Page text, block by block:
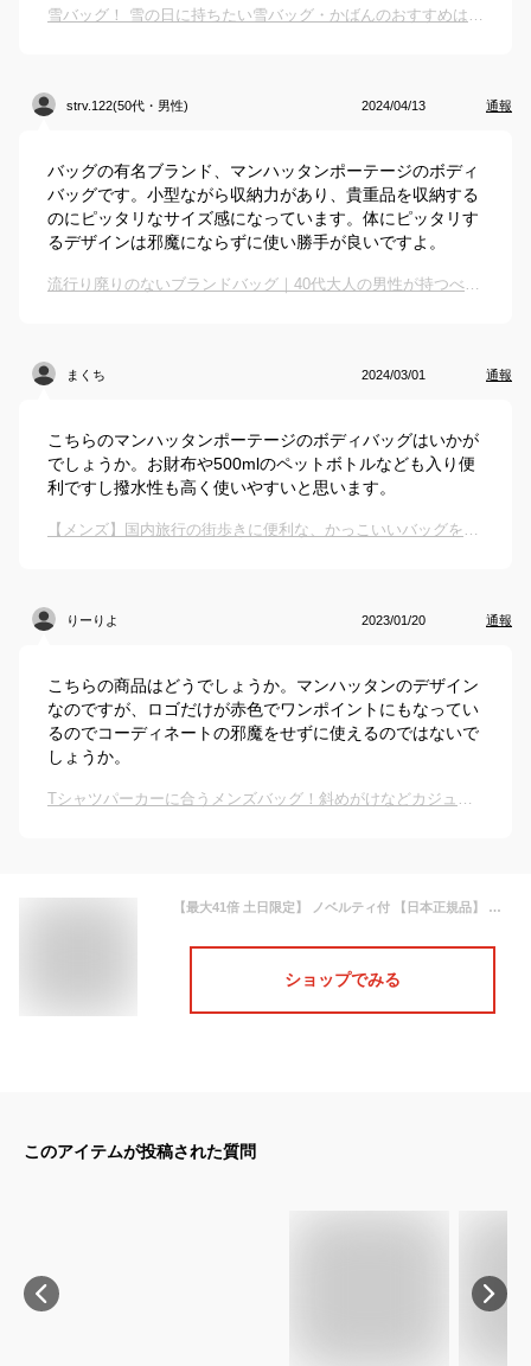
雪バッグ！ 雪の日に持ちたい雪バッグ・かばんのおすすめは？（男性向け）
strv.122(50代・男性) 2024/04/13 通報
バッグの有名ブランド、マンハッタンポーテージのボディ
バッグです。小型ながら収納力があり、貴重品を収納する
のにピッタリなサイズ感になっています。体にピッタリす
るデザインは邪魔にならずに使い勝手が良いですよ。
流行り廃りのないブランドバッグ｜40代大人の男性が持つべき長く使えるバッグのおすすめは？
まくち 2024/03/01 通報
こちらのマンハッタンポーテージのボディバッグはいかが
でしょうか。お財布や500mlのペットボトルなども入り便
利ですし撥水性も高く使いやすいと思います。
【メンズ】国内旅行の街歩きに便利な、かっこいいバッグを教えて！
りーりよ 2023/01/20 通報
こちらの商品はどうでしょうか。マンハッタンのデザイン
なのですが、ロゴだけが赤色でワンポイントにもなってい
るのでコーディネートの邪魔をせずに使えるのではないで
しょうか。
Tシャツパーカーに合うメンズバッグ！斜めがけなどカジュアルなカバンのおすすめは？
【最大41倍 土日限定】 ノベルティ付 【日本正規品】 マンハッタンポーテージ ボディバッグ メンズ レディース Manhattan Portage ワンショルダーバッグ 斜めがけ ショルダーバッグ 軽量 軽い スリングバッグ 撥水 LITTLE ITALY CROSBODY BAG MP1927
ショップでみる
このアイテムが投稿された質問